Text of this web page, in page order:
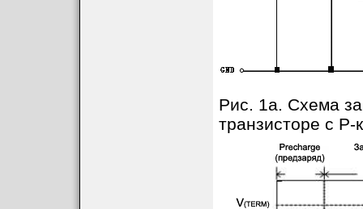
Рис. 1a. Схема
транзисторе с P-